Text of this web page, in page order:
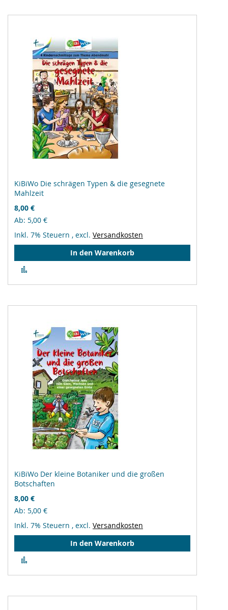
KiBiWo Die schrägen Typen & die gesegnete
Mahlzeit
8,00 €
Ab 5,00 €
Inkl. 7% Steuern , excl. Versandkosten
In den Warenkorb
hinzufügen
KiBiWo Der kleine Botaniker und die großen
Botschaften
8,00 €
Ab 5,00 €
Inkl. 7% Steuern , excl. Versandkosten
In den Warenkorb
hinzufügen